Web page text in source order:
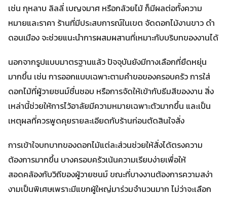
เช่น กุหลาบ ลิลลี่ เบญจมาศ หรือกล้วยไม้ ก็มีผลต่อทั้งความ
หมายและราคา ร้านที่มีประสบการณ์ในเขต จัดดอกไม้งานขาว ดํา
ดอนเมือง จะช่วยแนะนำการผสมผสานที่เหมาะกับบริบทของงานได้
นอกจากรูปแบบมาตรฐานแล้ว ปัจจุบันยังมีทางเลือกที่ยืดหยุ่น
มากขึ้น เช่น การออกแบบเฉพาะตามคำขอของครอบครัว การใส่
ดอกไม้ที่ผู้วายชนม์ชื่นชอบ หรือการจัดให้เข้ากับธีมสีของงาน สิ่ง
เหล่านี้ช่วยให้การไว้อาลัยมีความหมายเฉพาะตัวมากขึ้น และเป็น
เหตุผลที่ควรพูดคุยรายละเอียดกับร้านก่อนตัดสินใจสั่ง
การเข้าใจบทบาทของดอกไม้แต่ละส่วนช่วยให้สั่งได้ตรงความ
ต้องการมากขึ้น บางครอบครัวเน้นความเรียบง่ายเพื่อให้
สอดคล้องกับวิถีของผู้วายชนม์ ขณะที่บางงานต้องการความสง่า
งามเป็นพิเศษเพราะมีแขกผู้ใหญ่มาร่วมจำนวนมาก ไม่ว่าจะเลือก